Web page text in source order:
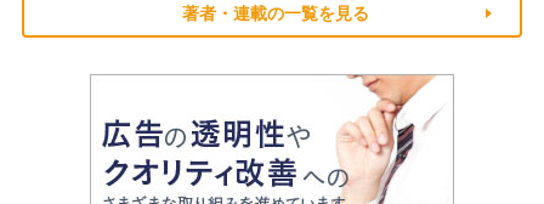
著者・連載の一覧を見る